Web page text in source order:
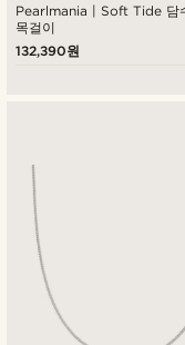
Pearlmania | Soft Tide 담
목걸이
132,390원